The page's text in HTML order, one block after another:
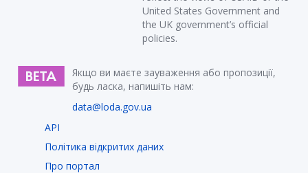
United States Government and
the UK government’s official
policies.
Якщо ви маєте зауваження або пропозиції,
будь ласка, напишіть нам:
data@loda.gov.ua
API
Політика відкритих даних
Про портал